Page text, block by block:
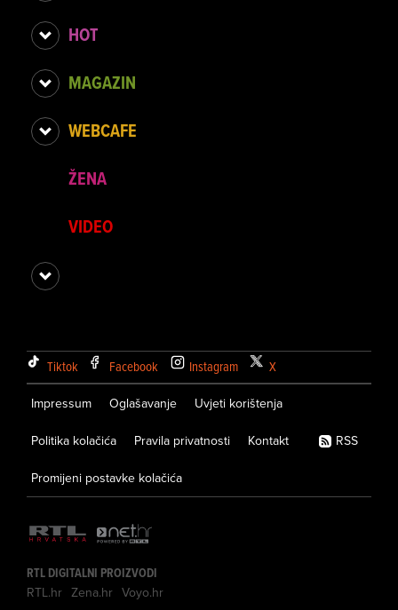
HOT
MAGAZIN
WEBCAFE
ŽENA
VIDEO
Tiktok Facebook Instagram X
Impressum Oglašavanje Uvjeti korištenja
Politika kolačića Pravila privatnosti Kontakt
Promijeni postavke kolačića
RSS
RTL DIGITALNI PROIZVODI
RTL.hr Zena.hr Voyo.hr